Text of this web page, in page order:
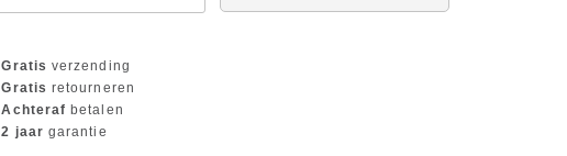
Gratis verzending
Gratis retourneren
Achteraf betalen
2 jaar garantie